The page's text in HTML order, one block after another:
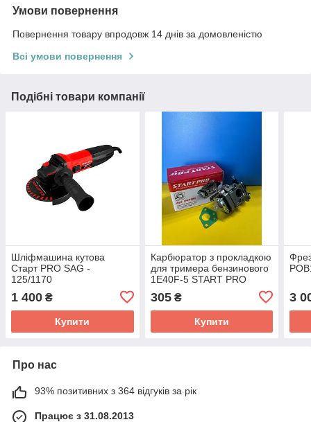
Умови повернення
Повернення товару впродовж 14 днів за домовленістю
Всі умови повернення
Подібні товари компанії
Шліфмашина кутова
Старт PRO SAG -
125/1170
1 400 ₴
Купити
Карбюратор з прокладкою
для тримера бензинового
1Е40F-5 START PRO
305₴
Купити
3
Про нас
93% позитивних з 364 відгуків за рік
Працює з 31.08.2013